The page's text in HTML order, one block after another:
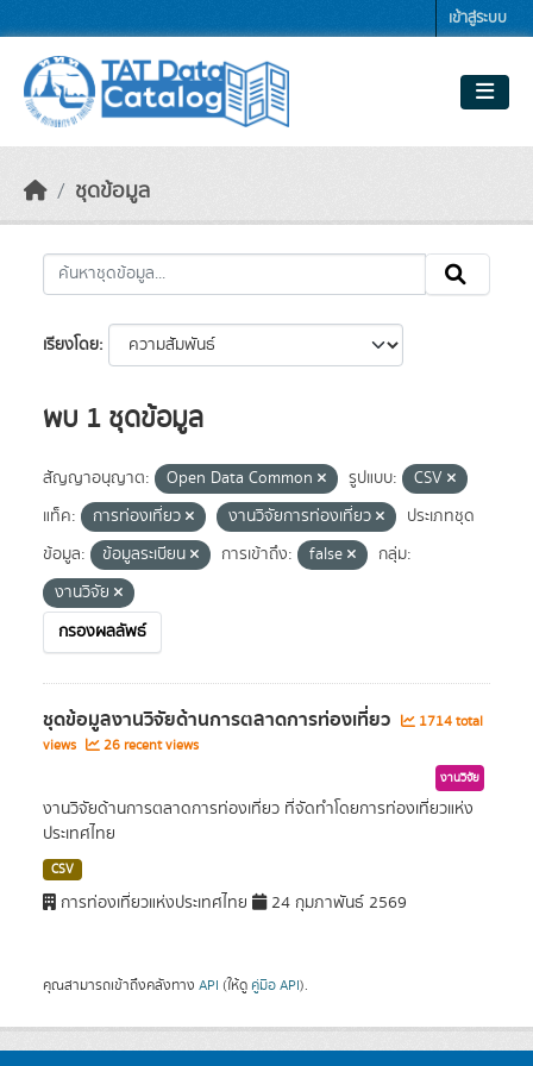
เข้าสู่ระบบ
ชุดข้อมูล
เรียงโดย
พบ 1 ชุดข้อมูล
สัญญาอนุญาต: Open Data Common รูปแบบ:
CSV
แท็ค:
การท่องเที่ยว งานวิจัยการท่องเที่ยว
ประเภทชุด
ข้อมูล:
ข้อมูลระเบียน การเข้าถึง: false
กลุ่ม:
งานวิจัย
กรองผลลัพธ์
ชุดข้อมูลงานวิจัยด้านการตลาดการท่องเที่ยว
1714 total
views
26 recent views
งานวิจัย
งานวิจัยด้านการตลาดการท่องเที่ยว ที่จัดทำโดยการท่องเที่ยวแห่ง
ประเทศไทย
CSV
การท่องเที่ยวแห่งประเทศไทย 24 กุมภาพันธ์ 2569
คุณสามารถเข้าถึงคลังทาง API (ให้ดู คู่มือ API).